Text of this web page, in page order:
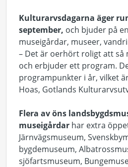
Kulturarvsdagarna äger
september, och bjuder på
museigårdar, museer,
– Det är oerhört roligt att så
och erbjuder ett program.
programpunkter i år, vilket
Hoas, Gotlands
Flera av öns
museigårdar har extra
Järnvägsmuseum,
bygdemuseum,
sjöfartsmuseum,